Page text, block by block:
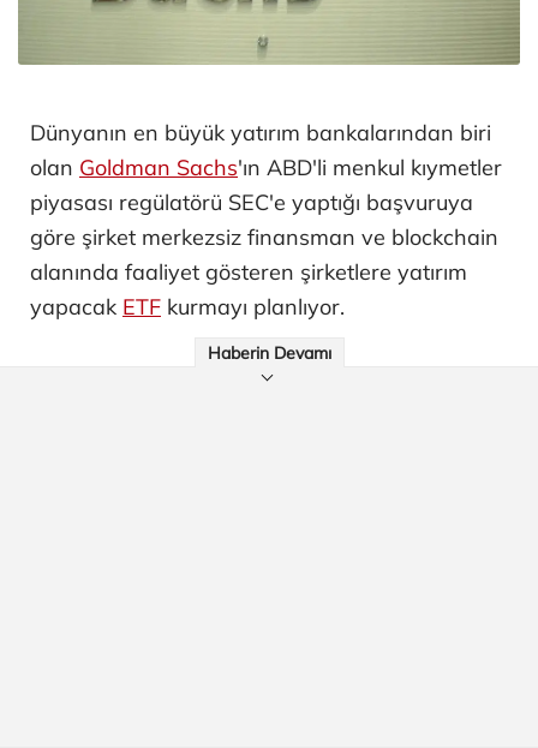
Dünyanın en büyük yatırım bankalarından biri
olan Goldman Sachs'ın ABD'li menkul kıymetler
piyasası regülatörü SEC'e yaptığı başvuruya
göre şirket merkezsiz finansman ve blockchain
alanında faaliyet gösteren şirketlere yatırım
yapacak ETF kurmayı planlıyor.
Haberin Devamı